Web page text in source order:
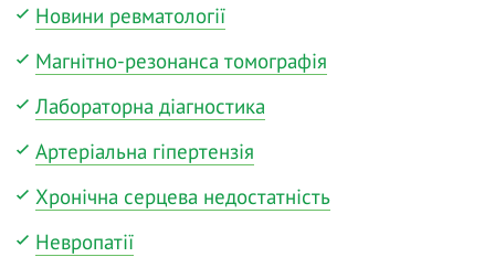
Новини ревматології
Магнітно-резонанса томографія
Лабораторна діагностика
Артеріальна гіпертензія
Хронічна серцева недостатність
Невропатії